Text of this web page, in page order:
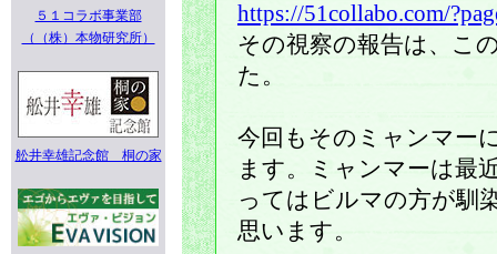
５１コラボ事業部
（（株）本物研究所）
舩井幸雄記念館 桐の家
https://51collabo.com/
その視察の報告は、こ
た。
今回もそのミャンマー
ます。ミャンマーは最
ってはビルマの方が馴
思います。